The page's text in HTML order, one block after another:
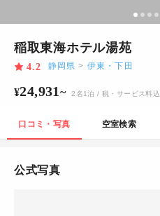
稲取東海ホテル湯苑
4.2 静岡県 > 伊東・下田
¥24,931 ~ 2名1泊 / 税・サービス料込
口コミ・写真 空室検索
公式写真